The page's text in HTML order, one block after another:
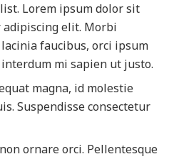
Lorem ipsum dolor sit
adipiscing elit. Morbi
faucibus, orci ipsum
mi sapien ut justo.
magna, id molestie
Suspendisse consectetur
ornare orci. Pellentesque